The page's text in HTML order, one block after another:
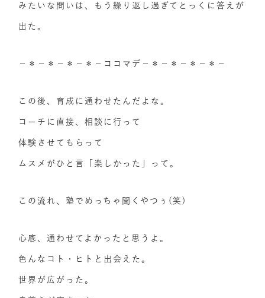
みたいな問いは、もう繰り返し過ぎてとっくに答えが
出た。
－＊－＊－＊－＊－ココマデ－＊－＊－＊－＊－
この後、育成に通わせたんだよな。
コーチに直接、相談に行って
体験させてもらって
ムスメがひと言「楽しかった」って。
この流れ、塾でめっちゃ聞くやつぅ(笑)
心底、通わせてよかったと思うよ。
色んなコト・ヒトと出会えた。
世界が広がった。